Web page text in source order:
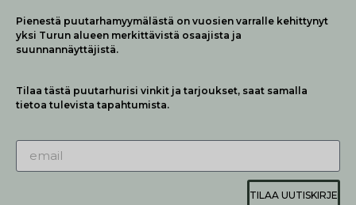
Pienestä puutarhamyymälästä on vuosien varralle kehittynyt
yksi Turun alueen merkittävistä osaajista ja
suunnannäyttäjistä.
Tilaa tästä puutarhurisi vinkit ja tarjoukset, saat samalla
tietoa tulevista tapahtumista.
TILAA UUTISKIRJE